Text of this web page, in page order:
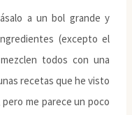
a un bol grande y
(excepto el
todos con una
recetas que he visto
me parece un poco